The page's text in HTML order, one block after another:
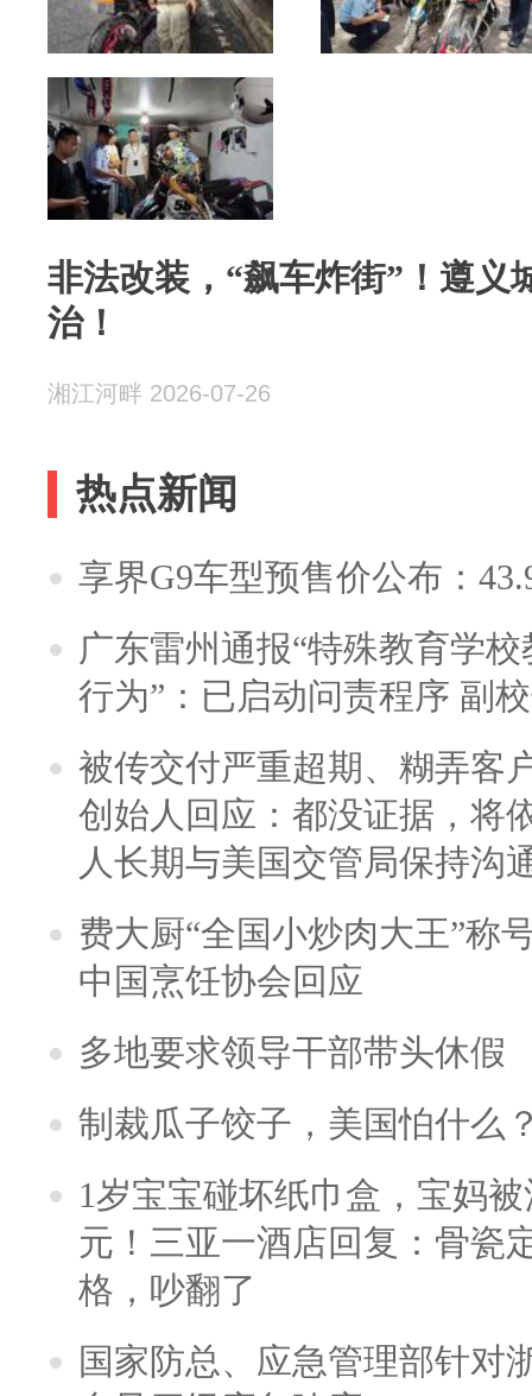
非法改装，“飙车炸街”！遵义
治！
湘江河畔 2026-07-26
热点新闻
享界G9车型预售价公布：
广东雷州通报“特殊教育学
行为”：已启动问责程序 副
被传交付严重超期、糊弄客
创始人回应：都没证据，将
人长期与美国交管局保持沟
费大厨“全国小炒肉大王”称
中国烹饪协会回应
多地要求领导干部带头休假
制裁瓜子饺子，美国怕什么
1岁宝宝碰坏纸巾盒，宝妈
元！三亚一酒店回复：骨瓷
格，吵翻了
国家防总、应急管理部针对